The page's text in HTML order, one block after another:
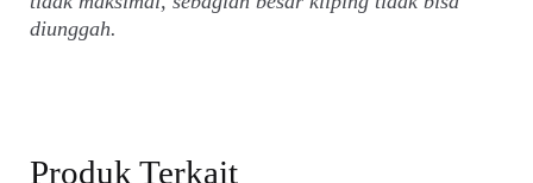
diunggah.
Produk Terkait